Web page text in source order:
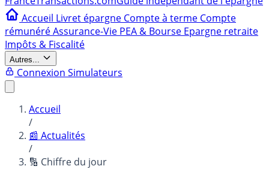
Accueil Livret épargne Compte à terme Compte
rémunéréAssurance-Vie PEA & Bourse Epargne retraite
Impôts & Fiscalité
Autres...
Connexion Simulateurs
Accueil
/
📰 Actualités
/
🔢 Chiffre du jour